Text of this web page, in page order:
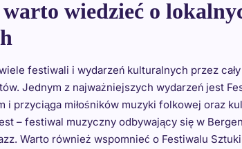
wiedzieć o
festiwali i wydarzeń kulturalnych przez
Jednym z najważniejszych wydarzeń jest
i przyciąga miłośników muzyki folkowej oraz
– festiwal muzyczny odbywający się w
Warto również wspomnieć o Festiwalu